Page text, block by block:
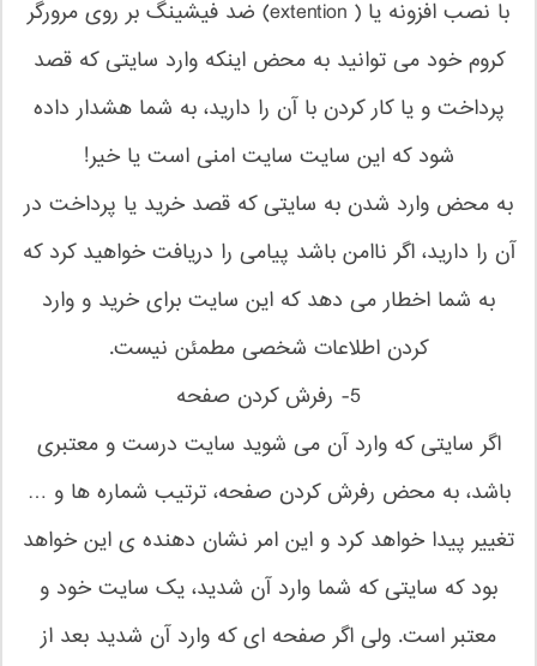
با نصب افزونه یا ( extention) ضد فیشینگ بر روی مرورگر
کروم خود می توانید به محض اینکه وارد سایتی که قصد
پرداخت و یا کار کردن با آن را دارید، به شما هشدار داده
شود که این سایت سایت امنی است یا خیر!
به محض وارد شدن به سایتی که قصد خرید یا پرداخت در
آن را دارید، اگر ناامن باشد پیامی را دریافت خواهید کرد که
به شما اخطار می دهد که این سایت برای خرید و وارد
کردن اطلاعات شخصی مطمئن نیست.
5- رفرش کردن صفحه
اگر سایتی که وارد آن می شوید سایت درست و معتبری
باشد، به محض رفرش کردن صفحه، ترتیب شماره ها و …
تغییر پیدا خواهد کرد و این امر نشان دهنده ی این خواهد
بود که سایتی که شما وارد آن شدید، یک سایت خود و
معتبر است. ولی اگر صفحه ای که وارد آن شدید بعد از